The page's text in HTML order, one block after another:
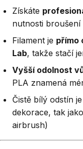
Získáte
nutnosti broušení
Filament je přímo
Lab, takže stačí
Vyšší odolnost
PLA znamená
Čistě bílý odstín
dekorace, tak
airbrush)